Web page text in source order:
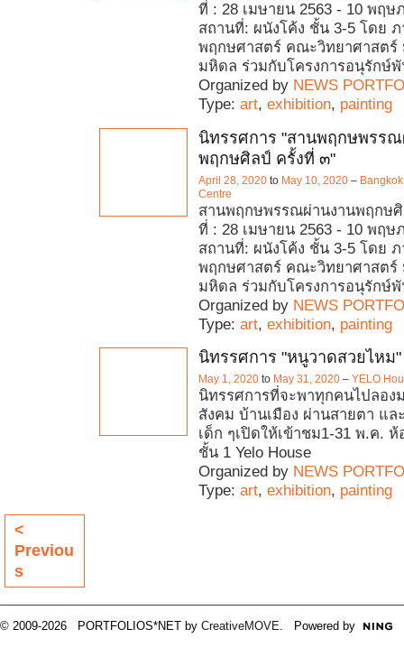
ที่ : 28 เมษายน 2563 - 10 พฤษ
สถานที่: ผนังโค้ง ชั้น 3-5 โดย
พฤกษศาสตร์ คณะวิทยาศาสตร์
มหิดล ร่วมกับโครงการอนุรักษ์
Organized by NEWS
Type: art, exhibition, painting
นิทรรศการ "สานพฤกษพรร
พฤกษศิลป์ ครั้งที่ ๓"
April 28, 2020 to May 10, 2020 –
Centre
สานพฤกษพรรณผ่านงานพฤกษ
ที่ : 28 เมษายน 2563 - 10 พฤษ
สถานที่: ผนังโค้ง ชั้น 3-5 โดย
พฤกษศาสตร์ คณะวิทยาศาสตร์
มหิดล ร่วมกับโครงการอนุรักษ์
Organized by NEWS
Type: art, exhibition, painting
นิทรรศการ "หนูวาดสวยไหม"
May 1, 2020 to May 31, 2020 – YELO
นิทรรศการที่จะพาทุกคนไปลอง
สังคม บ้านเมือง ผ่านสายตา แล
เด็ก ๆเปิดให้เข้าชม1-31 พ.ค. ห้
ชั้น 1 Yelo House
Organized by NEWS
Type: art, exhibition, painting
<
Previou
s
© 2009-2026 PORTFOLIOS*NET by CreativeMOVE . Powered by